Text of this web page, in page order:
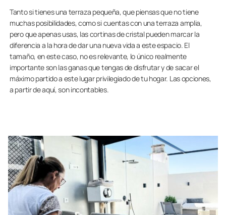
Tanto si tienes una terraza pequeña, que piensas que no tiene
muchas posibilidades, como si cuentas con una terraza amplia,
pero que apenas usas, las cortinas de cristal pueden marcar la
diferencia a la hora de dar una nueva vida a este espacio. El
tamaño, en este caso, no es relevante, lo único realmente
importante son las ganas que tengas de disfrutar y de sacar el
máximo partido a este lugar privilegiado de tu hogar. Las opciones,
a partir de aquí, son incontables.